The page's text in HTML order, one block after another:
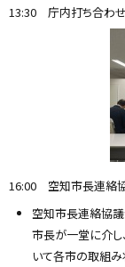
a13:30 庁内打ち合わせ
16:00 空知市長連絡
空知市長連絡協
市長が一堂に介し
いて各市の取組み